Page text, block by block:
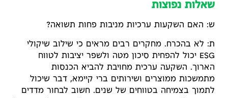
שאלות נפוצות
ש: האם השקעות ערכיות מניבות פחות תשואה?
ת: לא בהכרח. מחקרים רבים מראים כי שילוב שיקולי
ESG יכול להפחית סיכון מטה ולשפר יציבות לטווח
הארוך. השקעה ערכית מחויבת להביא הכנסות
מתמשכות ממוצרים ושירותים ברי קיימא, דבר שיכול
לתמוך בצמיחה בטווחים של שנים. חשוב לבחור מדדים